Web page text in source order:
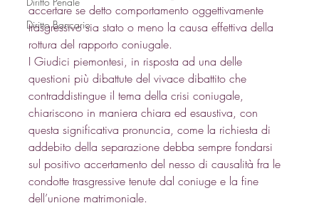
Diritto Bancario
accertare se detto comportamento oggettivamente
trasgressivo sia stato o meno la causa effettiva della
rottura del rapporto coniugale.
I Giudici piemontesi, in risposta ad una delle
questioni più dibattute del vivace dibattito che
contraddistingue il tema della crisi coniugale,
chiariscono in maniera chiara ed esaustiva, con
questa significativa pronuncia, come la richiesta di
addebito della separazione debba sempre fondarsi
sul positivo accertamento del nesso di causalità fra le
condotte trasgressive tenute dal coniuge e la fine
dell’unione matrimoniale.